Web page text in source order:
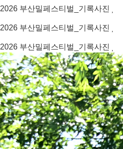
2026 부산밀페스티벌_기록사진
2026 부산밀페스티벌_기록사진
2026 부산밀페스티벌_기록사진